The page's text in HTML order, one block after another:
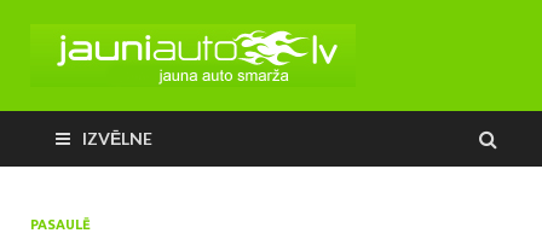
IZVĒLNE
PASAULĒ